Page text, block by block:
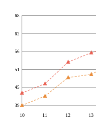
39
45
51
56
62
68
10 11 12 13